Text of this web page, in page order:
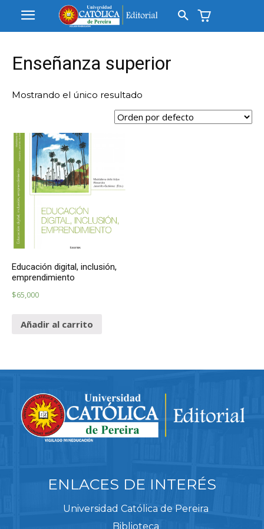
Enseñanza superior
Mostrando el único resultado
Educación digital, inclusión,
emprendimiento
$65,000
Añadir al carrito
ENLACES DE INTERÉS
Universidad Católica de Pereira
Biblioteca